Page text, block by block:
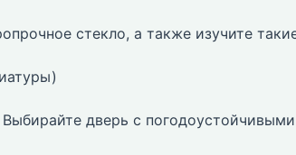
стекло, а также изучите
дверь с погодоустойчивыми